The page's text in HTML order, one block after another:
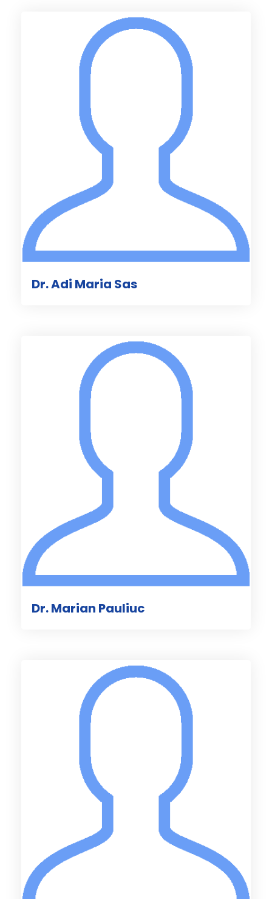
Dr. Adi Maria Sas
Dr. Marian Pauliuc